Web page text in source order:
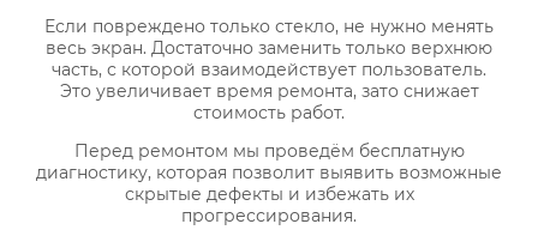
Если повреждено только стекло, не нужно менять
весь экран. Достаточно заменить только верхнюю
часть, с которой взаимодействует пользователь.
Это увеличивает время ремонта, зато снижает
стоимость работ.
Перед ремонтом мы проведём бесплатную
диагностику, которая позволит выявить возможные
скрытые дефекты и избежать их
прогрессирования.